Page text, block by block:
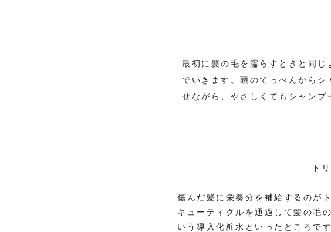
最初に髪の毛を濡らすときと同
でいきます。頭のてっぺんから
せながら、やさしくてもシャンプ
ト
傷んだ髪に栄養分を補給するのが
キューティクルを通過して髪の毛
いう導入化粧水といったところで